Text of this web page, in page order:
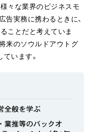
々な業界のビジネスモ
告実務に携わるときに、
ことだと考えていま
来のソウルドアウトグ
います。